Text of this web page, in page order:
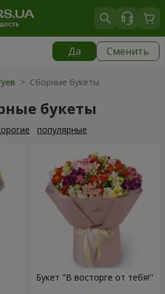
Да Сменить
> Сборные букеты
букеты
популярные
Букет "В восторге от тебя!"